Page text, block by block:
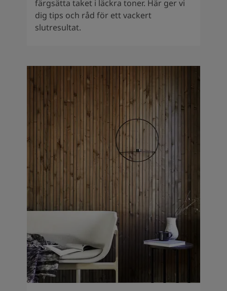
färgsätta taket i läckra toner. Här ger vi
dig tips och råd för ett vackert
slutresultat.